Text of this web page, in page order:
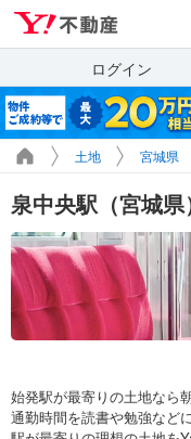
ログイン
土地 宮城県
泉中央駅（宮城
始発駅が最寄りの土地なら
通勤時間を読書や勉強など